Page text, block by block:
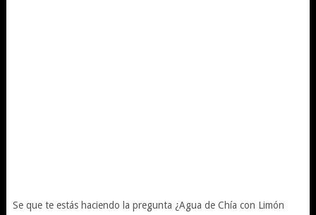
Se que te estás haciendo la pregunta ¿Agua de Chía con Limón